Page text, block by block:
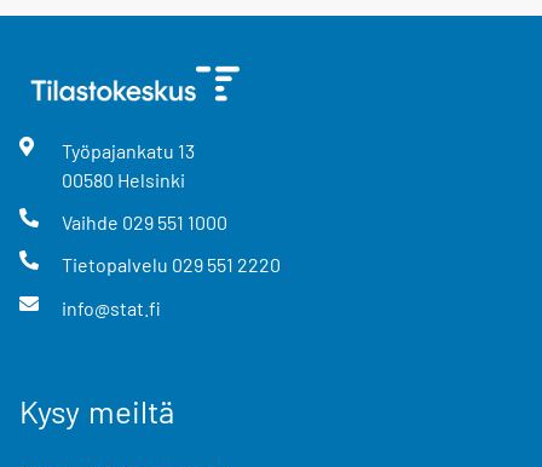
Työpajankatu 13
00580 Helsinki
Vaihde 029 551 1000
Tietopalvelu 029 551 2220
info@stat.fi
Kysy meiltä